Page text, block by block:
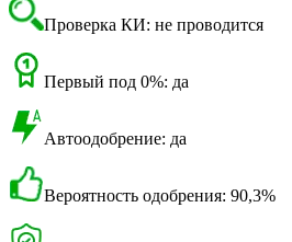
Проверка КИ: не проводится
Первый под 0%: да
Автоодобрение: да
Вероятность одобрения: 90,3%